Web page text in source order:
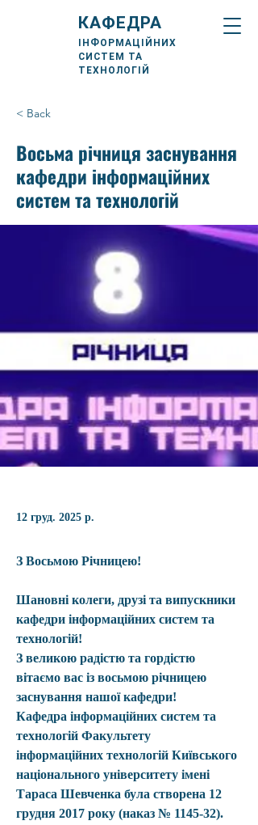
КАФЕДРА
ІНФОРМАЦІЙНИХ
СИСТЕМ ТА
ТЕХНОЛОГІЙ
< Back
Восьма річниця заснування
кафедри інформаційних
систем та технологій
12 груд. 2025 р.
З Восьмою Річницею!
Шановні колеги, друзі та випускники
кафедри інформаційних систем та
технологій!
З великою радістю та гордістю
вітаємо вас із восьмою річницею
заснування нашої кафедри!
Кафедра інформаційних систем та
технологій Факультету
інформаційних технологій Київського
національного університету імені
Тараса Шевченка була створена 12
грудня 2017 року (наказ № 1145-32).